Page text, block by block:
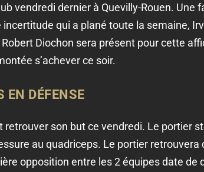
vendredi dernier à Quevilly-Rouen. Une
qui a plané toute la semaine,
Diochon sera présent pour cette
s’achever ce soir.
EN DÉFENSE
retrouver son but ce vendredi. Le portier
au quadriceps. Le portier retrouvera
opposition entre les 2 équipes date de